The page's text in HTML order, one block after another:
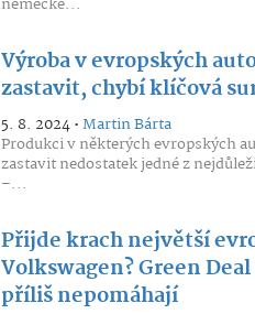
německé...
Výroba v evropských
zastavit, chybí klíčová
5. 8. 2024 •Martin Bárta
Produkci v některých evropských
zastavit nedostatek jedné z
–...
Přijde krach největší
Volkswagen? Green
příliš nepomáhají